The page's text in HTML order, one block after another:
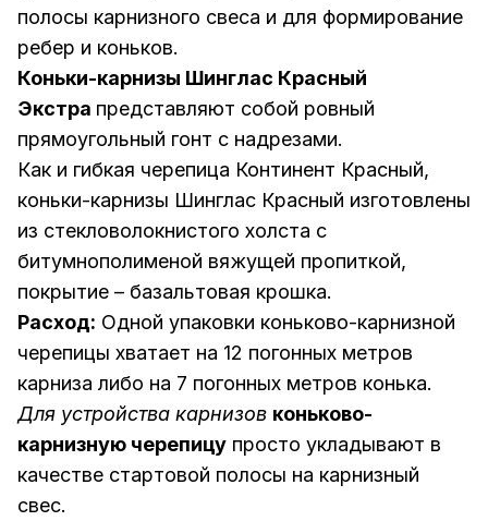
полосы карнизного свеса и для формирование
ребер и коньков.
Коньки-карнизы Шинглас Красный
Экстра представляют собой ровный
прямоугольный гонт с надрезами.
Как и гибкая черепица Континент Красный,
коньки-карнизы Шинглас Красный изготовлены
из стекловолокнистого холста с
битумнополименой вяжущей пропиткой,
покрытие – базальтовая крошка.
Расход: Одной упаковки коньково-карнизной
черепицы хватает на 12 погонных метров
карниза либо на 7 погонных метров конька.
Для устройства карнизов коньково-
карнизную черепицу просто укладывают в
качестве стартовой полосы на карнизный
свес.